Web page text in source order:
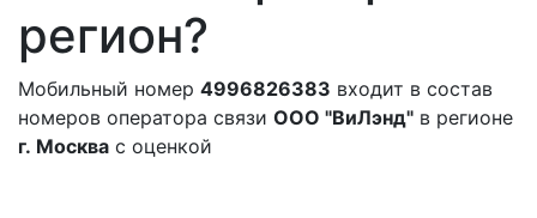
регион?
Мобильный номер 4996826383 входит в состав
номеров оператора связи ООО "ВиЛэнд" в регионе
г. Москва с оценкой